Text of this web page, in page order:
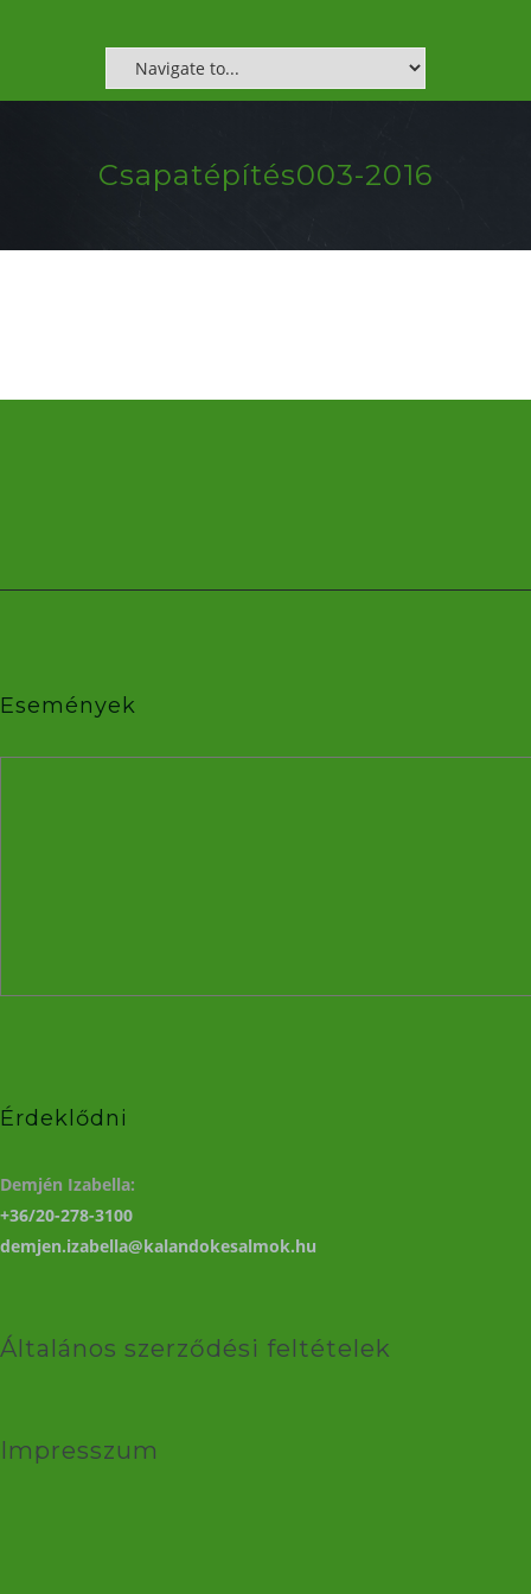
Csapatépítés003-2016
Események
Érdeklődni
Demjén Izabella:
+36/20-278-3100
demjen.izabella@kalandokesalmok.hu
Általános szerződési feltételek
Impresszum